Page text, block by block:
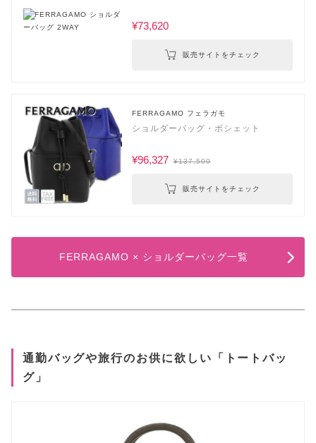
¥73,620
販売サイトをチェック
FERRAGAMO フェラガモ
ショルダーバッグ・ポシェット
¥96,327 ¥137,500
販売サイトをチェック
FERRAGAMO × ショルダーバッグ一覧
通勤バッグや旅行のお供に欲しい「トートバッ
グ」